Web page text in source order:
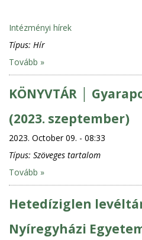
Intézményi hírek
Típus: Hír
Tovább »
KÖNYVTÁR │
(2023. szeptember)
2023. October 09. - 08:33
Típus: Szöveges tartalom
Tovább »
Hetedíziglen
Nyíregyházi